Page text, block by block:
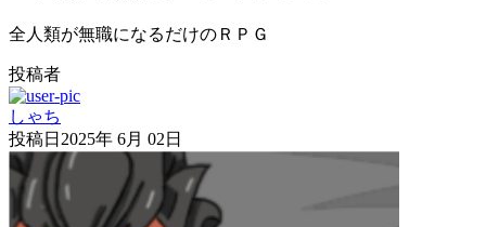
全人類が無職になるだけのＲＰＧ
投稿者
しゃち
投稿日 2025年 6月 02日